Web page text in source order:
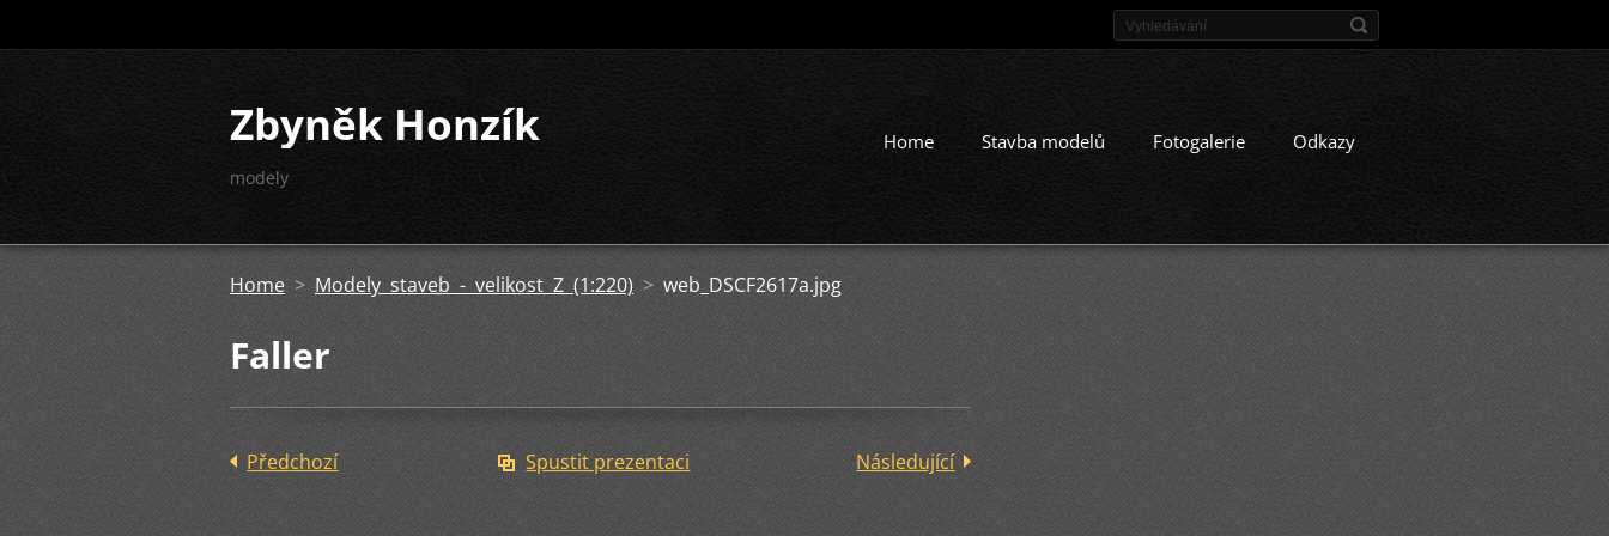
Zbyněk Honzík
modely
Home Stavba modelů Fotogalerie Odkazy
Home > Modely staveb - velikost Z (1:220) > web_DSCF2617a.jpg
Faller
Předchozí Spustit prezentaci Následující